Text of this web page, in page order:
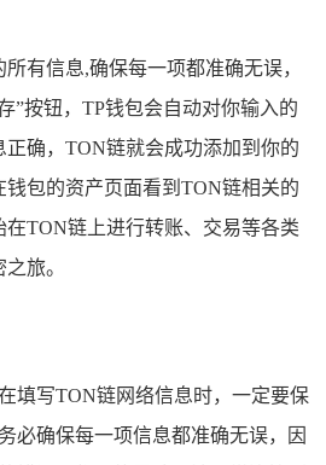
有信息,确保每一项都准确无误，
”按钮，TP钱包会自动对你输入的
确，TON链就会成功添加到你的
包的资产页面看到TON链相关的
TON链上进行转账、交易等各类
旅。
填写TON链网络信息时，一定要保
必确保每一项信息都准确无误，因